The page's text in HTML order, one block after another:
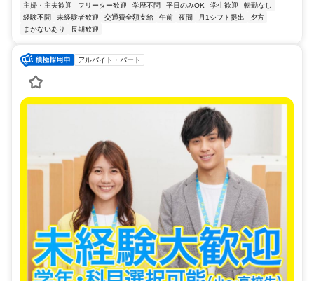
主婦・主夫歓迎
フリーター歓迎 学歴不問 平日のみOK 学生歓迎
転勤なし
経験不問
未経験者歓迎 交通費全額支給 午前 夜間 月1シフト提出
夕方
まかないあり
長期歓迎
アルバイト・パート